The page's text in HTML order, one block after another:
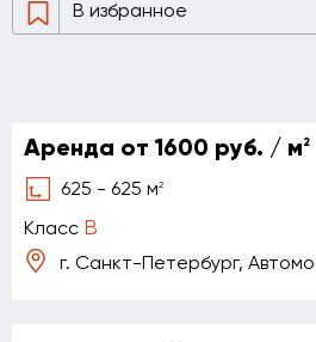
В избранное
Аренда от 1600 руб. / м 2
625 - 625 м2
Класс B
г. Санкт-Петербург,